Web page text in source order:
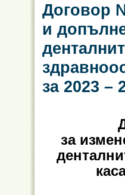
Договор
и
за 2023 –
за